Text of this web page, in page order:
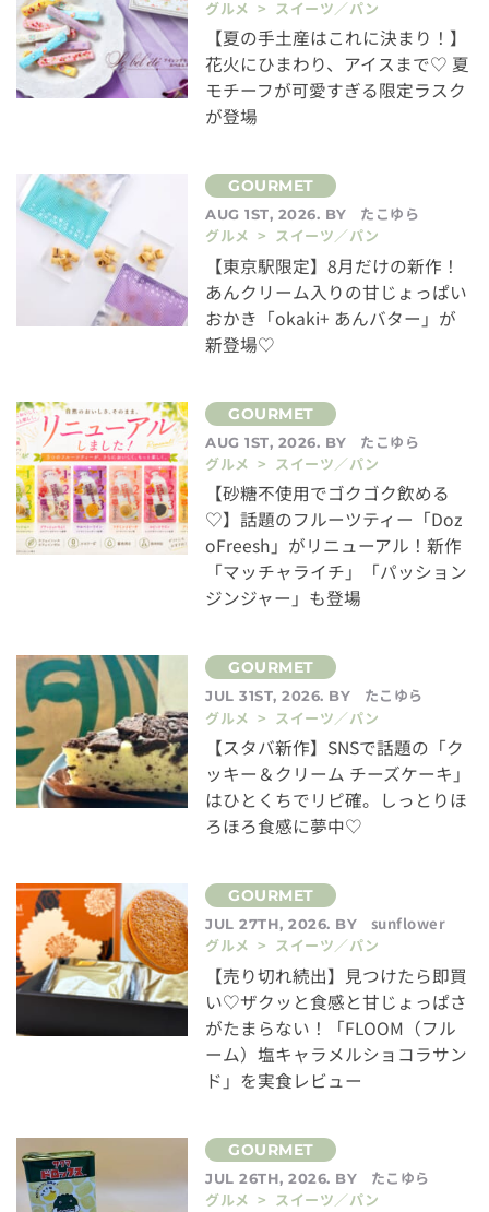
グルメ > スイーツ／パン
【夏の手土産はこれに決まり！】
花火にひまわり、アイスまで♡ 夏
モチーフが可愛すぎる限定ラスク
が登場
AUG 1ST, 2026. BY
たこゆら
グルメ > スイーツ／パン
【東京駅限定】8月だけの新作！
あんクリーム入りの甘じょっぱい
おかき「okaki+ あんバター」が
新登場♡
AUG 1ST, 2026. BY
たこゆら
グルメ > スイーツ／パン
【砂糖不使用でゴクゴク飲める
♡】話題のフルーツティー「Doz
oFreesh」がリニューアル！新作
「マッチャライチ」「パッション
ジンジャー」も登場
JUL 31ST, 2026. BY
たこゆら
グルメ > スイーツ／パン
【スタバ新作】SNSで話題の「ク
ッキー＆クリーム チーズケーキ」
はひとくちでリピ確。しっとりほ
ろほろ食感に夢中♡
JUL 27TH, 2026. BY
sunflower
グルメ > スイーツ／パン
【売り切れ続出】見つけたら即買
い♡ザクッと食感と甘じょっぱさ
がたまらない！「FLOOM（フル
ーム）塩キャラメルショコラサン
ド」を実食レビュー
JUL 26TH, 2026. BY
たこゆら
グルメ > スイーツ／パン